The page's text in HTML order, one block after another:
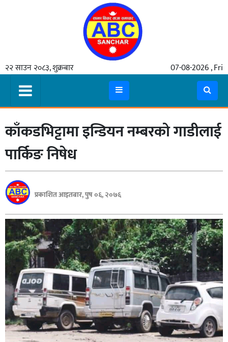
२२ साउन २०८३, शुक्रबार 07-08-2026 , Fri
समाचार
मुख्य
समाचार
कुटनीती
अर्थ
रसरङ्ग
यौन/
स्वास्थ्य
भिडियो
बिशेष
भिडियो
पत्रपत्रिका
खेलकुद
बिश्व
काँकडभिट्टामा इन्डियन नम्बरको गाडीलाई
पार्किङ निषेध
प्रकाशित आइतबार, पुष ०६, २०७६